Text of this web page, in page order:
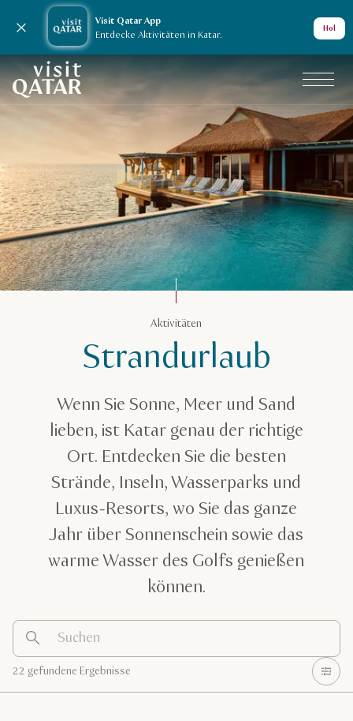
Visit Qatar App
Entdecke Aktivitäten in Katar.
Hol
Nachricht schließen
VisitQatar Homepage
Aktivitäten
Strandurlaub
Wenn Sie Sonne, Meer und Sand
lieben, ist Katar genau der richtige
Ort. Entdecken Sie die besten
Strände, Inseln, Wasserparks und
Luxus-Resorts, wo Sie das ganze
Jahr über Sonnenschein sowie das
warme Wasser des Golfs genießen
können.
22 gefundene Ergebnisse